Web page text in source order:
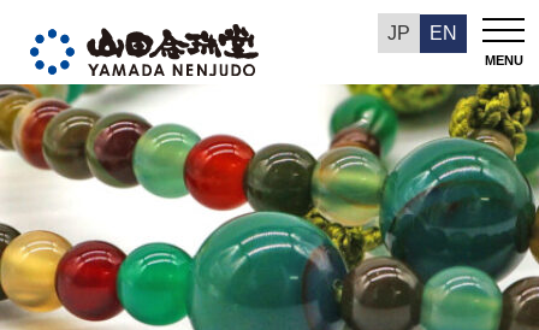
JP EN
MENU
今週の推奨品